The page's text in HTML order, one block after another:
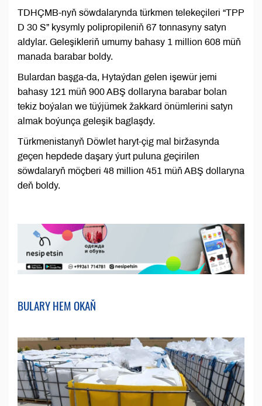
TDHÇMB-nyň söwdalarynda türkmen telekeçileri “TPP
D 30 S” kysymly polipropileniň 67 tonnasyny satyn
aldylar. Geleşikleriň umumy bahasy 1 million 608 müň
manada barabar boldy.
Bulardan başga-da, Hytaýdan gelen işewür jemi
bahasy 121 müň 900 ABŞ dollaryna barabar bolan
tekiz boýalan we tüýjümek žakkard önümlerini satyn
almak boýunça geleşik baglaşdy.
Türkmenistanyň Döwlet haryt-çig mal biržasynda
geçen hepdede daşary ýurt puluna geçirilen
söwdalaryň möçberi 48 million 451 müň ABŞ dollaryna
deň boldy.
BULARY HEM OKAŇ